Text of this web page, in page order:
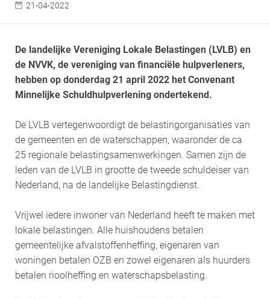
21-04-2022
De landelijke Vereniging Lokale Belastingen (LVLB) en
de NVVK, de vereniging van financiële hulpverleners,
hebben op donderdag 21 april 2022 het Convenant
Minnelijke Schuldhulpverlening ondertekend.
De LVLB vertegenwoordigt de belastingorganisaties van
de gemeenten en de waterschappen, waaronder de ca
25 regionale belastingsamenwerkingen. Samen zijn de
leden van de LVLB in grootte de tweede schuldeiser van
Nederland, na de landelijke Belastingdienst.
Vrijwel iedere inwoner van Nederland heeft te maken met
lokale belastingen. Alle huishoudens betalen
gemeentelijke afvalstoffenheffing, eigenaren van
woningen betalen OZB en zowel eigenaren als huurders
betalen rioolheffing en waterschapsbelasting.